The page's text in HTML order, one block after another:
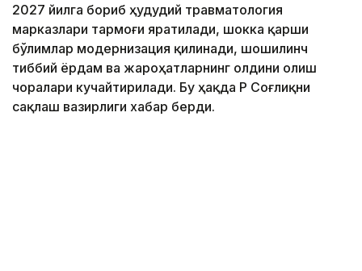
2027 йилга бориб ҳудудий травматология
марказлари тармоғи яратилади, шокка қарши
бўлимлар модернизация қилинади, шошилинч
тиббий ёрдам ва жароҳатларнинг олдини олиш
чоралари кучайтирилади. Бу ҳақда ҚР Соғлиқни
сақлаш вазирлиги хабар берди.